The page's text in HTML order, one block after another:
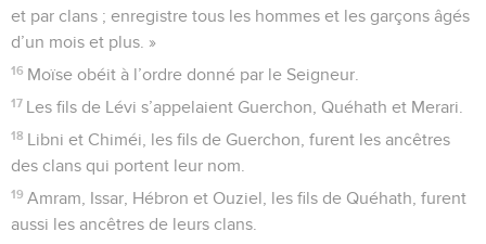
et par clans ; enregistre tous les hommes et les garçons âgés
d’un mois et plus. »
16 Moïse obéit à l’ordre donné par le Seigneur.
17 Les fils de Lévi s’appelaient Guerchon, Quéhath et Merari.
18 Libni et Chiméi, les fils de Guerchon, furent les ancêtres
des clans qui portent leur nom.
19 Amram, Issar, Hébron et Ouziel, les fils de Quéhath, furent
aussi les ancêtres de leurs clans.